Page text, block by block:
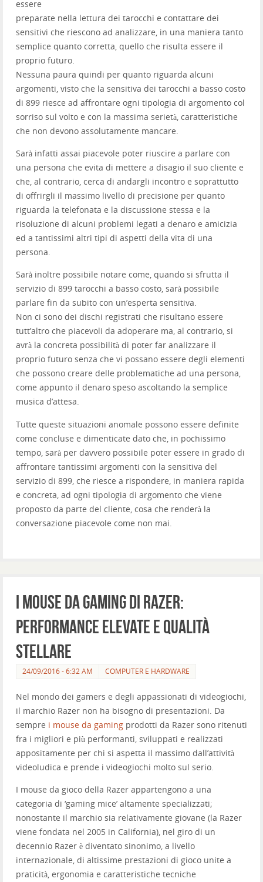
essere
preparate nella lettura dei tarocchi e contattare dei
sensitivi che riescono ad analizzare, in una maniera tanto
semplice quanto corretta, quello che risulta essere il
proprio futuro.
Nessuna paura quindi per quanto riguarda alcuni
argomenti, visto che la sensitiva dei tarocchi a basso costo
di 899 riesce ad affrontare ogni tipologia di argomento col
sorriso sul volto e con la massima serietà, caratteristiche
che non devono assolutamente mancare.
Sarà infatti assai piacevole poter riuscire a parlare con
una persona che evita di mettere a disagio il suo cliente e
che, al contrario, cerca di andargli incontro e soprattutto
di offrirgli il massimo livello di precisione per quanto
riguarda la telefonata e la discussione stessa e la
risoluzione di alcuni problemi legati a denaro e amicizia
ed a tantissimi altri tipi di aspetti della vita di una
persona.
Sarà inoltre possibile notare come, quando si sfrutta il
servizio di 899 tarocchi a basso costo, sarà possibile
parlare fin da subito con un’esperta sensitiva.
Non ci sono dei dischi registrati che risultano essere
tutt’altro che piacevoli da adoperare ma, al contrario, si
avrà la concreta possibilità di poter far analizzare il
proprio futuro senza che vi possano essere degli elementi
che possono creare delle problematiche ad una persona,
come appunto il denaro speso ascoltando la semplice
musica d’attesa.
Tutte queste situazioni anomale possono essere definite
come concluse e dimenticate dato che, in pochissimo
tempo, sarà per davvero possibile poter essere in grado di
affrontare tantissimi argomenti con la sensitiva del
servizio di 899, che riesce a rispondere, in maniera rapida
e concreta, ad ogni tipologia di argomento che viene
proposto da parte del cliente, cosa che renderà la
conversazione piacevole come non mai.
I mouse da gaming di Razer:
performance elevate e qualità
stellare
24/09/2016 - 6:32 AM COMPUTER E HARDWARE
Nel mondo dei gamers e degli appassionati di videogiochi,
il marchio Razer non ha bisogno di presentazioni. Da
sempre i mouse da gamingprodotti da Razer sono ritenuti
fra i migliori e più performanti, sviluppati e realizzati
appositamente per chi si aspetta il massimo dall’attività
videoludica e prende i videogiochi molto sul serio.
I mouse da gioco della Razer appartengono a una
categoria di ‘gaming mice’ altamente specializzati;
nonostante il marchio sia relativamente giovane (la Razer
viene fondata nel 2005 in California), nel giro di un
decennio Razer è diventato sinonimo, a livello
internazionale, di altissime prestazioni di gioco unite a
praticità, ergonomia e caratteristiche tecniche